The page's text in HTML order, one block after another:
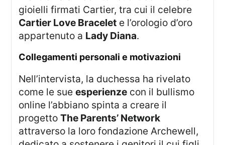
gioielli firmati Cartier, tra cui il celebre
Cartier Love Bracelet e l’orologio d’oro
appartenuto a Lady Diana.
Collegamenti personali e motivazioni
Nell’intervista, la duchessa ha rivelato
come le sueesperienze con il bullismo
online l’abbiano spinta a creare il
progettoThe Parents’ Network
attraverso la loro fondazione Archewell,